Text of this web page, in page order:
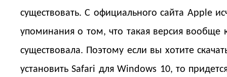
существовать. С официального сайта Apple
упоминания о том, что такая версия вообще
существовала. Поэтому если вы хотите
установить Safari для Windows 10, то